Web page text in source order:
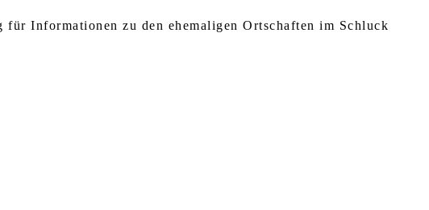
Informationen zu den ehemaligen Ortschaften im Schluck